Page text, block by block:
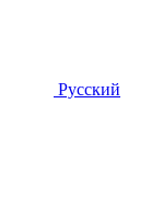
Русский